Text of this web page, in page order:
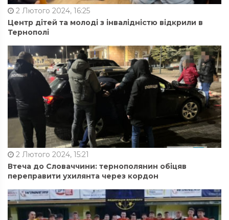
2 Лютого 2024, 16:25
Центр дітей та молоді з інвалідністю відкрили в
Тернополі
2 Лютого 2024, 15:21
Втеча до Словаччини: тернополянин обіцяв
переправити ухилянта через кордон